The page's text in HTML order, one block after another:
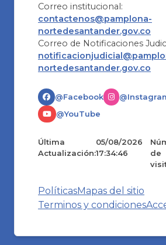
Correo institucional:
contactenos@pamplona-
nortedesantander.gov.co
Correo de Notificaciones
nortedesantander.gov.co
@Facebook
@YouTube
Última
Actualización:
05/08/2026
17:34:46
de
PolíticasMapas del sitio
Terminos y condiciones